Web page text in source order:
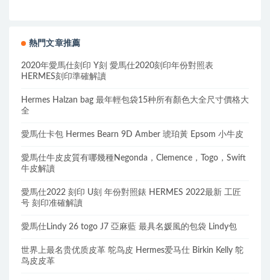
熱門文章推薦
2020年愛馬仕刻印 Y刻 愛馬仕2020刻印年份對照表
HERMES刻印準確解讀
Hermes Halzan bag 最年輕包袋15种所有顏色大全尺寸價格大
全
愛馬仕卡包 Hermes Bearn 9D Amber 琥珀黃 Epsom 小牛皮
愛馬仕牛皮皮質有哪幾種Negonda，Clemence，Togo，Swift
牛皮解讀
愛馬仕2022 刻印 U刻 年份對照錶 HERMES 2022最新 工匠
号 刻印准確解讀
愛馬仕Lindy 26 togo J7 亞麻藍 最具名媛風的包袋 Lindy包
世界上最名贵优质皮革 鸵鸟皮 Hermes爱马仕 Birkin Kelly 鸵
鸟皮皮革